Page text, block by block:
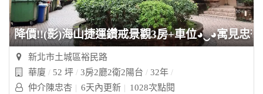
降價!!(影)海山捷運鑽戒景觀3房+車位◕‿◕寓見忠杏
新北市土城區裕民路
華廈
52 坪 3房2廳2衛2陽台
32年
仲介陳忠杏
6天內更新 1028次點閱